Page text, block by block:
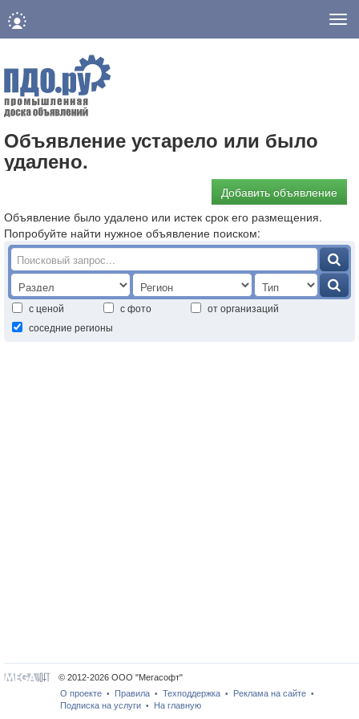
Объявление устарело или было
удалено.
Добавить объявление
Объявление было удалено или истек срок его размещения.
Попробуйте найти нужное объявление поиском:
с ценой с фото
от организаций
соседние регионы
© 2012-2026 ООО "Мегасофт"
О проекте • Правила • Техподдержка • Реклама на сайте •
Подписка на услуги • На главную